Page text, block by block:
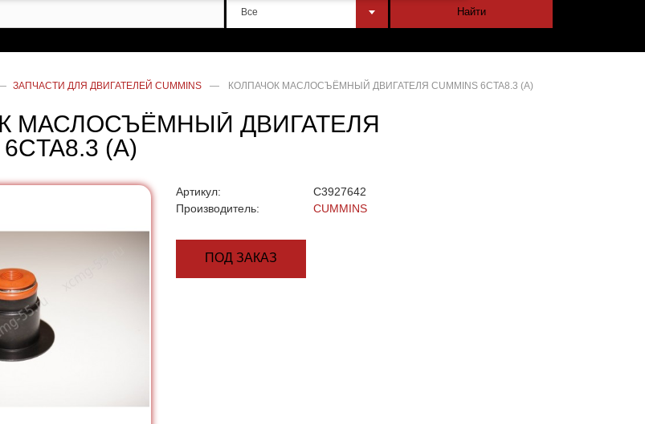
Все Найти
ЗАПЧАСТИ ДЛЯ ДВИГАТЕЛЕЙ CUMMINS — КОЛПАЧОК МАСЛОСЪЁМНЫЙ ДВИГАТЕЛЯ CUMMINS 6CTA8.3 (А)
МАСЛОСЪЁМНЫЙ ДВИГАТЕЛЯ
(А)
Артикул:
C3927642
Производитель:
CUMMINS
ПОД ЗАКАЗ